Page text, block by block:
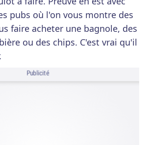
pubs où l'on vous montre des
faire acheter une bagnole, des
ou des chips. C'est vrai qu'il
Publicité